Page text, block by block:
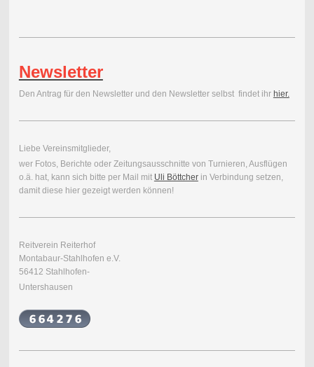
Newsletter
Den Antrag für den Newsletter und den Newsletter selbst findet ihr hier.
Liebe Vereinsmitglieder,
wer Fotos, Berichte oder Zeitungsausschnitte von Turnieren, Ausflügen
o.ä. hat, kann sich bitte per Mail mit Uli Böttcherin Verbindung setzen,
damit diese hier gezeigt werden können!
Reitverein Reiterhof
Montabaur-Stahlhofen e.V.
56412 Stahlhofen-
Untershausen